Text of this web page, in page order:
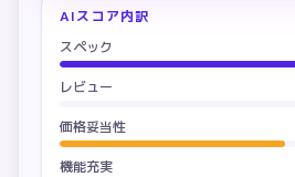
AIスコア内訳
スペック
レビュー
価格妥当性
機能充実